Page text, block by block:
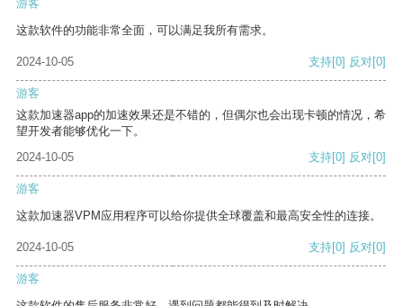
游客
这款软件的功能非常全面，可以满足我所有需求。
2024-10-05 支持[0] 反对[0]
游客
这款加速器app的加速效果还是不错的，但偶尔也会出现卡顿的情况，希
望开发者能够优化一下。
2024-10-05
支持[0] 反对[0]
游客
这款加速器VPM应用程序可以给你提供全球覆盖和最高安全性的连接。
2024-10-05 支持[0] 反对[0]
游客